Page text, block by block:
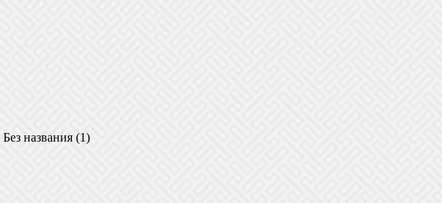
Без названия (1)